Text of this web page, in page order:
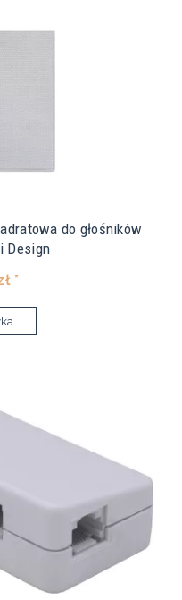
do głośników
Design
*